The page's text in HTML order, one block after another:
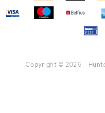
Copyright © 2026 -